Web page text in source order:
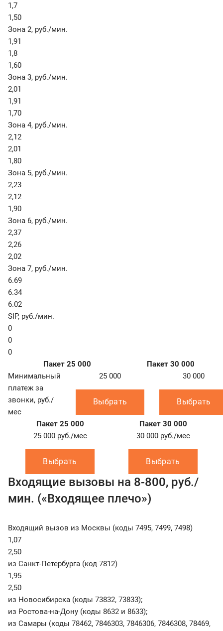
1,7
1,50
Зона 2, руб./мин.
1,91
1,8
1,60
Зона 3, руб./мин.
2,01
1,91
1,70
Зона 4, руб./мин.
2,12
2,01
1,80
Зона 5, руб./мин.
2,23
2,12
1,90
Зона 6, руб./мин.
2,37
2,26
2,02
Зона 7, руб./мин.
6.69
6.34
6.02
SIP, руб./мин.
0
0
0
Пакет 25 000
Пакет 30 000
Минимальный
платеж за
звонки, руб./
мес
25 000
Выбрать
30 000
Выбрать
Пакет 25 000
25 000 руб./мес
Выбрать
Пакет 30 000
30 000 руб./мес
Выбрать
Входящие вызовы на 8-800, руб./
мин. («Входящее плечо»)
Входящий вызов из Москвы (коды 7495, 7499, 7498)
1,07
2,50
из Санкт-Петербурга (код 7812)
1,95
2,50
из Новосибирска (коды 73832, 73833);
из Ростова-на-Дону (коды 8632 и 8633);
из Самары (коды 78462, 7846303, 7846306, 7846308, 78469,